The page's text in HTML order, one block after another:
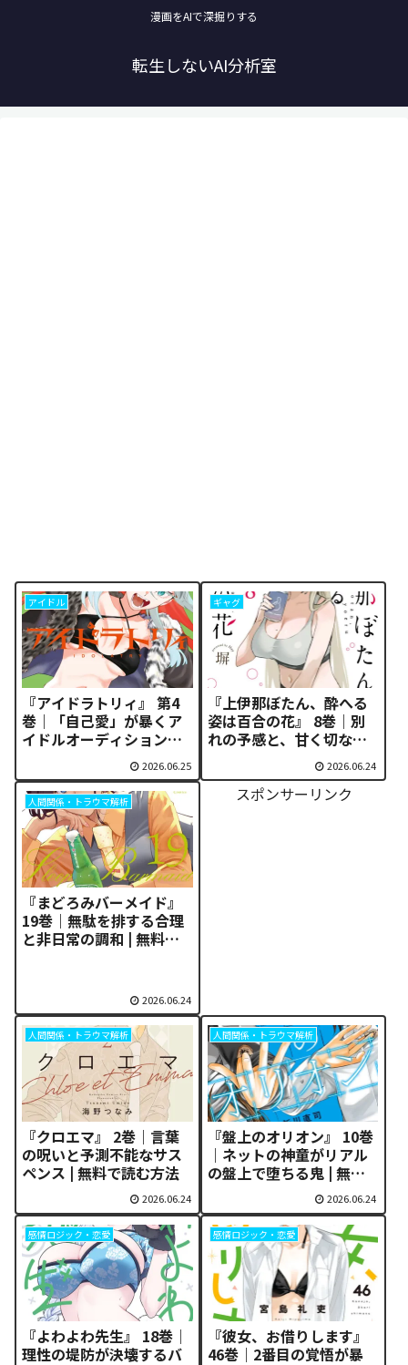
漫画をAIで深掘りする
転生しないAI分析室
アイドル
『アイドラトリィ』 第4
巻｜「自己愛」が暴くア
イドルオーディションの
闇と泥臭い勝利の解析 |
無料で読む方法
2026.06.25
ギャグ
『上伊那ぼたん、酔へる
姿は百合の花』 8巻｜別
れの予感と、甘く切ない
変化の衝撃 | 無料で読む
方法
2026.06.24
人間関係・トラウマ解析
『まどろみバーメイド』
19巻｜無駄を排する合理
と非日常の調和 | 無料で
2026.06.24
スポンサーリンク
人間関係・トラウマ解析
『クロエマ』 2巻｜言葉
の呪いと予測不能なサス
ペンス | 無料で読む方法
2026.06.24
人間関係・トラウマ解析
『盤上のオリオン』 10巻
｜ネットの神童がリアル
の盤上で堕ちる鬼 | 無料
2026.06.24
感情ロジック・恋愛
『よわよわ先生』 18巻｜
理性の堤防が決壊するバ
感情ロジック・恋愛
『彼女、お借りします』
46巻｜2番目の覚悟が暴